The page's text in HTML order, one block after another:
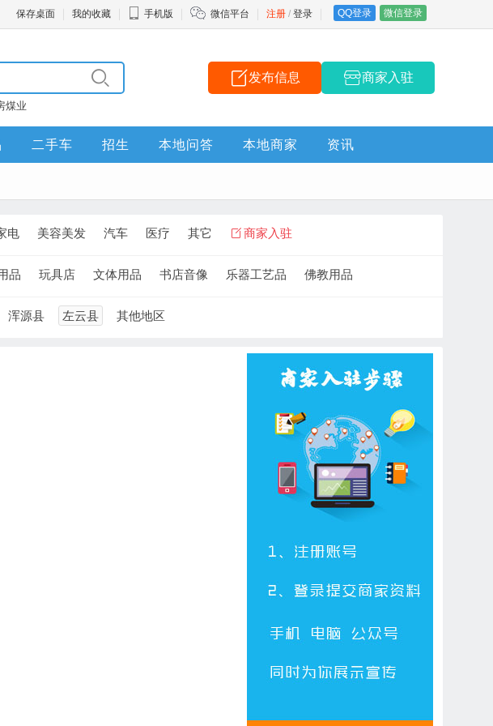
注册 / 登录 QQ登录 微信登录
保存桌面 我的收藏 手机版 微信平台
煤业
发布信息 商家入驻
二手车 招生 本地问答 本地商家 资讯
电 美容美发 汽车 医疗 其它 商家入驻
品 玩具店 文体用品 书店音像 乐器工艺品 佛教用品
浑源县 左云县 其他地区